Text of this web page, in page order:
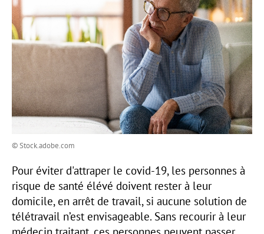
© Stock.adobe.com
Pour éviter d'attraper le covid-19, les personnes à
risque de santé élévé doivent rester à leur
domicile, en arrêt de travail, si aucune solution de
télétravail n’est envisageable. Sans recourir à leur